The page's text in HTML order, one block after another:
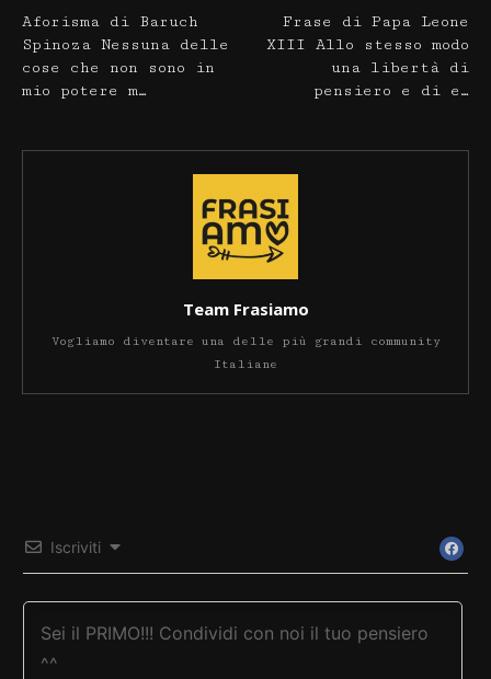
Aforisma di Baruch
Spinoza Nessuna delle
cose che non sono in
mio potere m…
Frase di Papa Leone
XIII Allo stesso modo
una libertà di
pensiero e di e…
Team Frasiamo
Vogliamo diventare una delle più grandi community
Italiane
Iscriviti